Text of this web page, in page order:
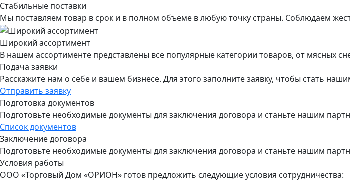
Стабильные поставки
Мы поставляем товар в срок и в полном объеме в любую точку страны. Соблюдаем
Широкий ассортимент
В нашем ассортименте представлены все популярные категории товаров, от мясных
Подача заявки
Расскажите нам о себе и вашем бизнесе. Для этого заполните заявку, чтобы стать
Отправить заявку
Подготовка документов
Подготовьте необходимые документы для заключения договора и станьте нашим
Список документов
Заключение договора
Подготовьте необходимые документы для заключения договора и станьте нашим
Условия работы
ООО «Торговый Дом «ОРИОН» готов предложить следующие условия сотрудничества: